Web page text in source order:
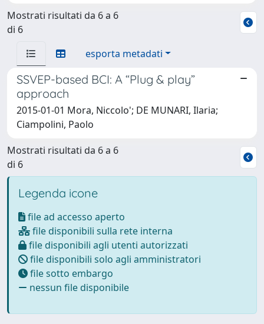
Mostrati risultati da 6 a 6
di 6
esporta metadati
SSVEP-based BCI: A “Plug & play”
approach
2015-01-01 Mora, Niccolo'; DE MUNARI, Ilaria;
Ciampolini, Paolo
Mostrati risultati da 6 a 6
di 6
Legenda icone
file ad accesso aperto
file disponibili sulla rete interna
file disponibili agli utenti autorizzati
file disponibili solo agli amministratori
file sotto embargo
nessun file disponibile